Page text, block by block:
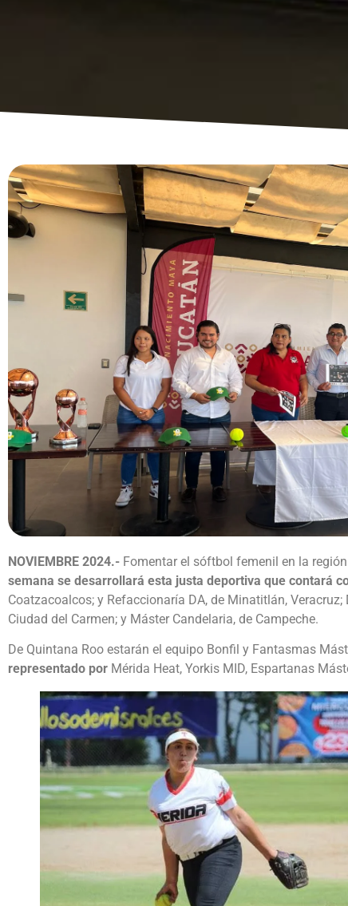
NOVIEMBRE 2024.- Fomentar el sóftbol femenil en la
semana se desarrollará esta justa deportiva que contará
Coatzacoalcos; y Refaccionaría DA, de Minatitlán,
Ciudad del Carmen; y Máster Candelaria, de Campeche.
De Quintana Roo estarán el equipo Bonfil y Fantasmas
representado por Mérida Heat, Yorkis MID, Espartanas